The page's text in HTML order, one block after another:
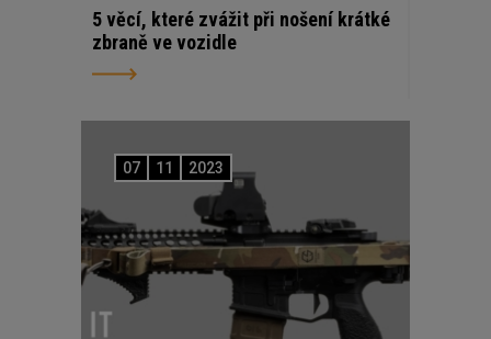
5 věcí, které zvážit při nošení krátké
zbraně ve vozidle
07 11 2023